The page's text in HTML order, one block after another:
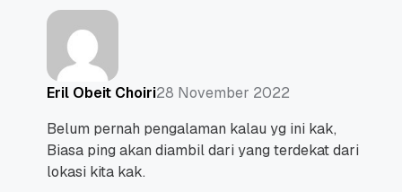
Eril Obeit Choiri28 November 2022
Belum pernah pengalaman kalau yg ini kak,
Biasa ping akan diambil dari yang terdekat dari
lokasi kita kak.